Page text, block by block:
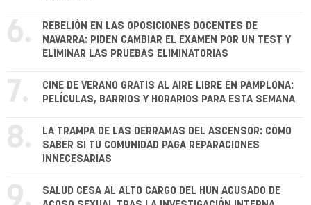
6.
REBELIÓN EN LAS OPOSICIONES DOCENTES DE
NAVARRA: PIDEN CAMBIAR EL EXAMEN POR UN TEST Y
ELIMINAR LAS PRUEBAS ELIMINATORIAS
7.
CINE DE VERANO GRATIS AL AIRE LIBRE EN PAMPLONA:
PELÍCULAS, BARRIOS Y HORARIOS PARA ESTA SEMANA
8.
LA TRAMPA DE LAS DERRAMAS DEL ASCENSOR: CÓMO
SABER SI TU COMUNIDAD PAGA REPARACIONES
INNECESARIAS
9.
SALUD CESA AL ALTO CARGO DEL HUN ACUSADO DE